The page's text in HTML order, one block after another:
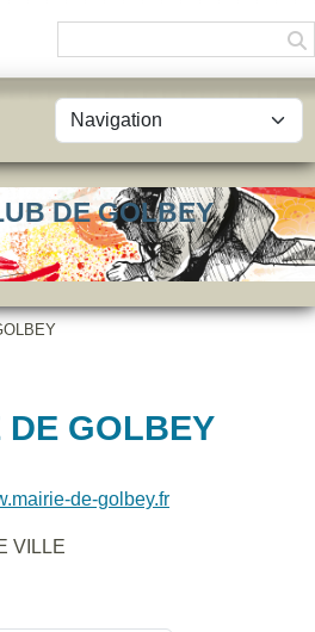
DE GOLBEY
DE GOLBEY
de-golbey.fr
VILLE